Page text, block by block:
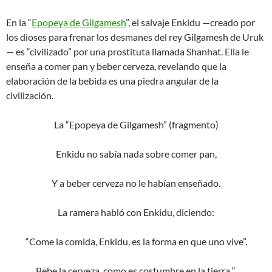
En la “Epopeya de Gilgamesh”, el salvaje Enkidu —creado por
los dioses para frenar los desmanes del rey Gilgamesh de Uruk
— es “civilizado” por una prostituta llamada Shanhat. Ella le
enseña a comer pan y beber cerveza, revelando que la
elaboración de la bebida es una piedra angular de la
civilización.
La “Epopeya de Gilgamesh” (fragmento)
Enkidu no sabía nada sobre comer pan,
Y a beber cerveza no le habían enseñado.
La ramera habló con Enkidu, diciendo:
“Come la comida, Enkidu, es la forma en que uno vive”.